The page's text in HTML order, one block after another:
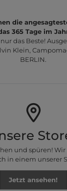
die
365 Tage im
das Beste!
Klein,
BERLIN.
und spüren!
in einem unserer
Jetzt ansehen!